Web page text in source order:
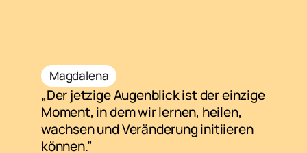
Magdalena
„Der jetzige Augenblick ist der einzige
Moment, in dem wir lernen, heilen,
wachsen und Veränderung initiieren
können.”